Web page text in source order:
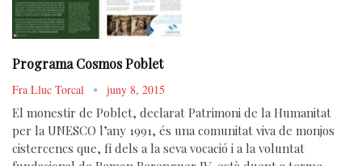
Programa Cosmos Poblet
Fra Lluc Torcal juny 8, 2015
El monestir de Poblet, declarat Patrimoni de la Humanitat
per la UNESCO l’any 1991, és una comunitat viva de monjos
cistercencs que, fi dels a la seva vocació i a la voluntat